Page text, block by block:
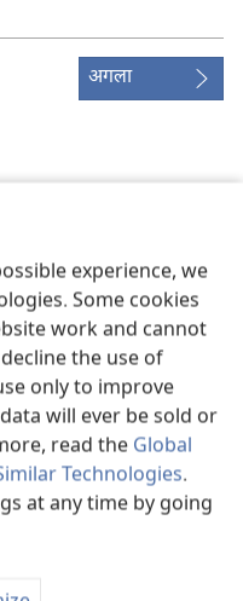
experience, we
Some cookies
work and cannot
the use of
only to improve
will ever be sold or
read the Global
Technologies.
at any time by going
अगला
Tract Society of